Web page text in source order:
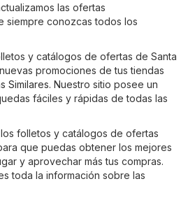
las ofertas
siempre conozcas todos los
y catálogos de ofertas de Santa
promociones de tus tiendas
Similares. Nuestro sitio posee un
fáciles y rápidas de todas las
folletos y catálogos de ofertas
que puedas obtener los mejores
y aprovechar más tus compras.
toda la información sobre las